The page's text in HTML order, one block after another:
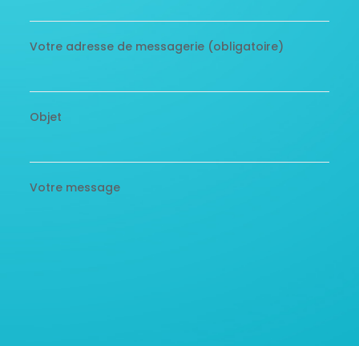
Votre adresse de messagerie (obligatoire)
Objet
Votre message